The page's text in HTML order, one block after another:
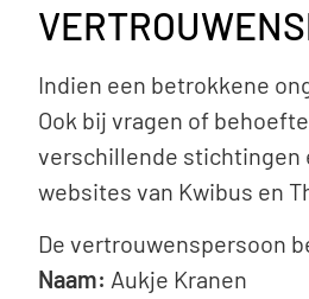
Indien een betrokkene
Ook bij vragen of
verschillende stichtingen
websites van Kwibus en
De vertrouwenspersoon
Naam: Aukje Kranen